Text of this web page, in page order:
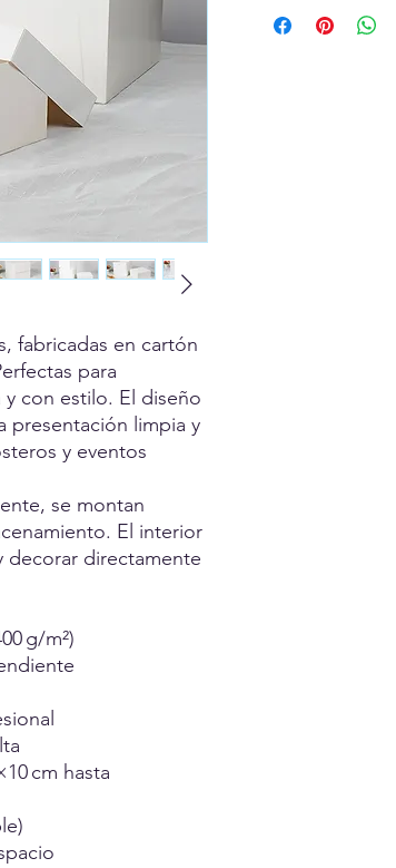
fabricadas en cartón
para
con estilo. El diseño
presentación limpia y
y eventos
se montan
El interior
decorar directamente
g/m²)
cm hasta